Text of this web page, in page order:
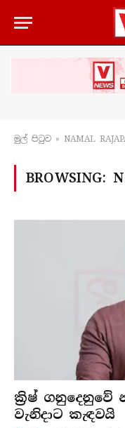
මුල් පිටු​ව » NAMAL
BROWSING:
ක්‍රිෂ් ගනුදෙනුවේ
වැනිදාට කැඳවයි